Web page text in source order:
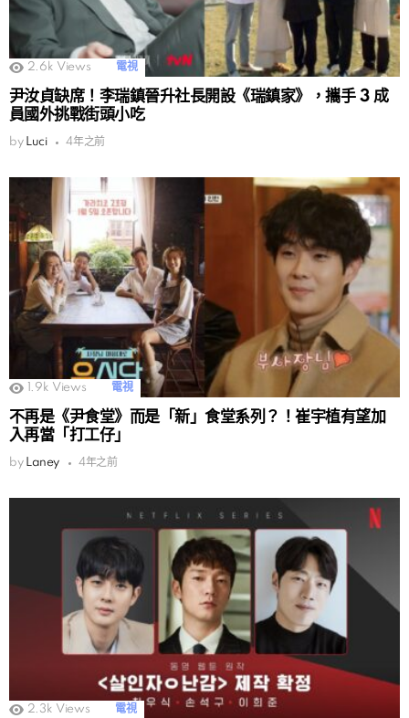
2.6k Views 電視
尹汝貞缺席！李瑞鎮晉升社長開設《瑞鎮家》，攜手 3 成
員國外挑戰街頭小吃
by Luci 4年之前
1.9k Views 電視
不再是《尹食堂》而是「新」食堂系列？！崔宇植有望加
入再當「打工仔」
by Laney 4年之前
2.3k Views 電視